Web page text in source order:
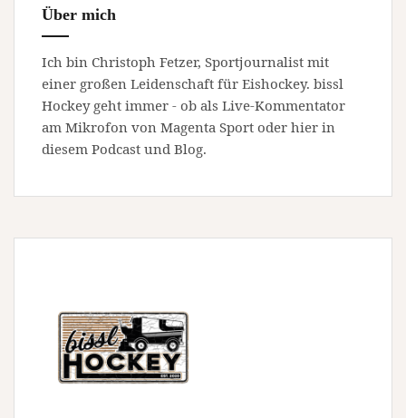
Über mich
Ich bin Christoph Fetzer, Sportjournalist mit
einer großen Leidenschaft für Eishockey. bissl
Hockey geht immer - ob als Live-Kommentator
am Mikrofon von Magenta Sport oder hier in
diesem Podcast und Blog.